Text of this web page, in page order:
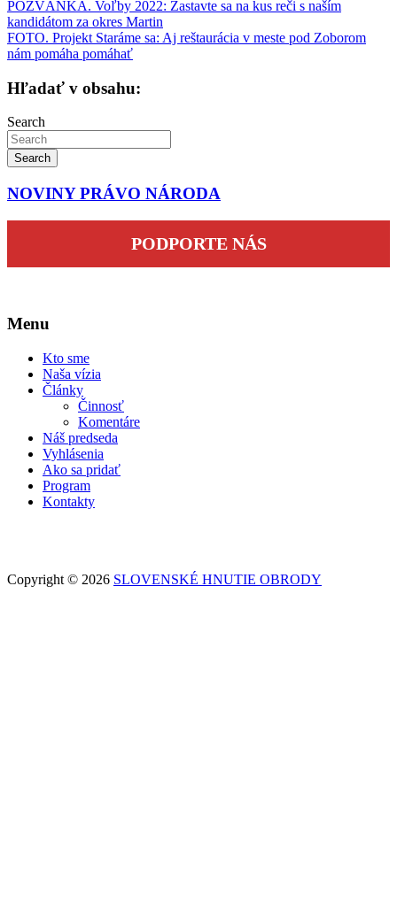
Navigácia
v
článku
POZVÁNKA. Voľby 2022: Zastavte sa na kus reči s naším
kandidátom za okres Martin
FOTO. Projekt Staráme sa: Aj reštaurácia v meste pod Zoborom
nám pomáha pomáhať
Hľadať v obsahu:
Search
Search
NOVINY PRÁVO NÁRODA
PODPORTE NÁS
Menu
Kto sme
Naša vízia
Články
Činnosť
Komentáre
Náš predseda
Vyhlásenia
Ako sa pridať
Program
Kontakty
Copyright © 2026 SLOVENSKÉ HNUTIE OBRODY